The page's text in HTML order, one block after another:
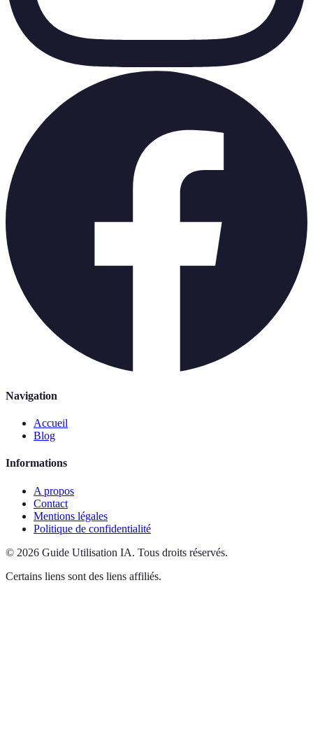
Navigation
Accueil
Blog
Informations
A propos
Contact
Mentions légales
Politique de confidentialité
© 2026 Guide Utilisation IA. Tous droits réservés.
Certains liens sont des liens affiliés.